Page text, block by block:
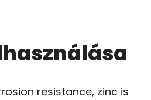
resistance, zinc is